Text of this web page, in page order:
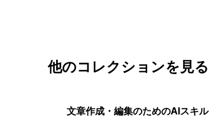
他のコレクションを見る
文章作成・編集のためのAIスキル